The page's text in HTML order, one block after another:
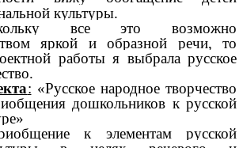
культуры.
все это возможно
яркой и образной речи, то
работы я выбрала русское
: «Русское народное творчество
дошкольников к русской
к элементам русской